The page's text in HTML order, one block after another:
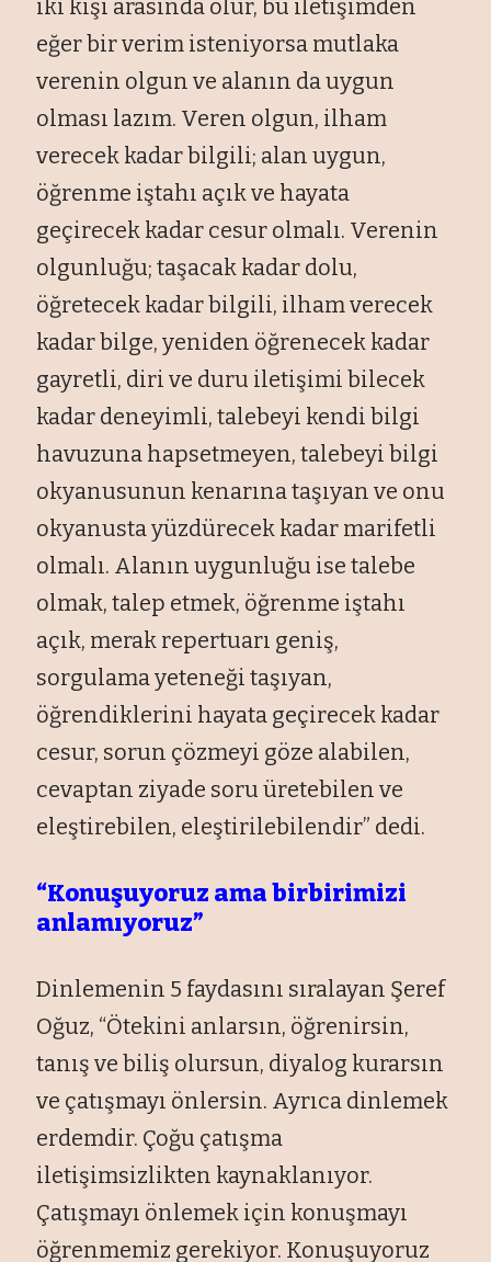
iki kişi arasında olur, bu iletişimden
eğer bir verim isteniyorsa mutlaka
verenin olgun ve alanın da uygun
olması lazım. Veren olgun, ilham
verecek kadar bilgili; alan uygun,
öğrenme iştahı açık ve hayata
geçirecek kadar cesur olmalı. Verenin
olgunluğu; taşacak kadar dolu,
öğretecek kadar bilgili, ilham verecek
kadar bilge, yeniden öğrenecek kadar
gayretli, diri ve duru iletişimi bilecek
kadar deneyimli, talebeyi kendi bilgi
havuzuna hapsetmeyen, talebeyi bilgi
okyanusunun kenarına taşıyan ve onu
okyanusta yüzdürecek kadar marifetli
olmalı. Alanın uygunluğu ise talebe
olmak, talep etmek, öğrenme iştahı
açık, merak repertuarı geniş,
sorgulama yeteneği taşıyan,
öğrendiklerini hayata geçirecek kadar
cesur, sorun çözmeyi göze alabilen,
cevaptan ziyade soru üretebilen ve
eleştirebilen, eleştirilebilendir” dedi.
“Konuşuyoruz ama birbirimizi
anlamıyoruz”
Dinlemenin 5 faydasını sıralayan Şeref
Oğuz, “Ötekini anlarsın, öğrenirsin,
tanış ve biliş olursun, diyalog kurarsın
ve çatışmayı önlersin. Ayrıca dinlemek
erdemdir. Çoğu çatışma
iletişimsizlikten kaynaklanıyor.
Çatışmayı önlemek için konuşmayı
öğrenmemiz gerekiyor. Konuşuyoruz